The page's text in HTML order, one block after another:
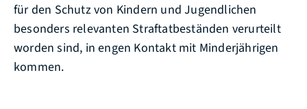
für den Schutz von Kindern und Jugendlichen
besonders relevanten Straftatbeständen verurteilt
worden sind, in engen Kontakt mit Minderjährigen
kommen.